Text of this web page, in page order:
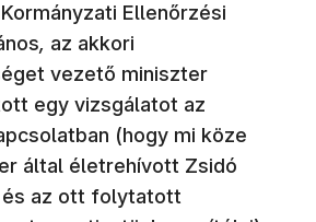
Ellenőrzési
, az akkori
vezető miniszter
egy vizsgálatot az
(hogy mi köze
által életrehívott Zsidó
és az ott folytatott